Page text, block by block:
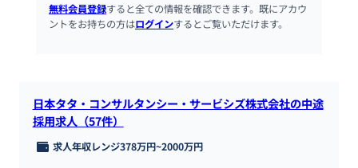
無料会員登録すると全ての情報を確認できます。既にアカウ
ントをお持ちの方はログインするとご覧いただけます。
日本タタ・コンサルタンシー・サービシズ株式会社の中途
採用求人（57件）
求人年収レンジ378万円~2000万円